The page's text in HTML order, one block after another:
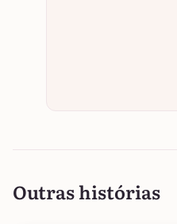
Outras histórias